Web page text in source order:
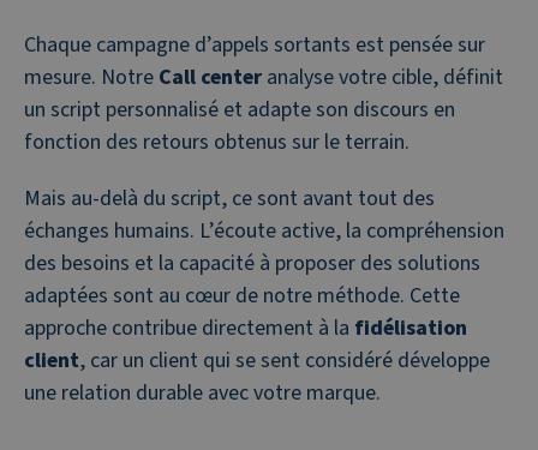
Chaque campagne d’appels sortants est pensée sur
mesure. Notre Call center analyse votre cible, définit
un script personnalisé et adapte son discours en
fonction des retours obtenus sur le terrain.
Mais au-delà du script, ce sont avant tout des
échanges humains. L’écoute active, la compréhension
des besoins et la capacité à proposer des solutions
adaptées sont au cœur de notre méthode. Cette
approche contribue directement à la fidélisation
client, car un client qui se sent considéré développe
une relation durable avec votre marque.